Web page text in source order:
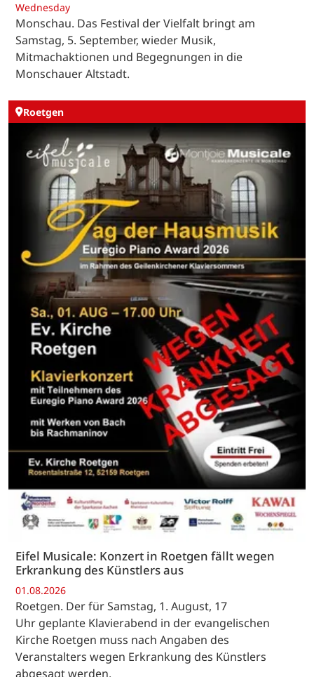
Wednesday
Monschau. Das Festival der Vielfalt bringt am
Samstag, 5. September, wieder Musik,
Mitmachaktionen und Begegnungen in die
Monschauer Altstadt.
Roetgen
Eifel Musicale: Konzert in Roetgen fällt wegen
Erkrankung des Künstlers aus
01.08.2026
Roetgen. Der für Samstag, 1. August, 17
Uhr geplante Klavierabend in der evangelischen
Kirche Roetgen muss nach Angaben des
Veranstalters wegen Erkrankung des Künstlers
abgesagt werden.